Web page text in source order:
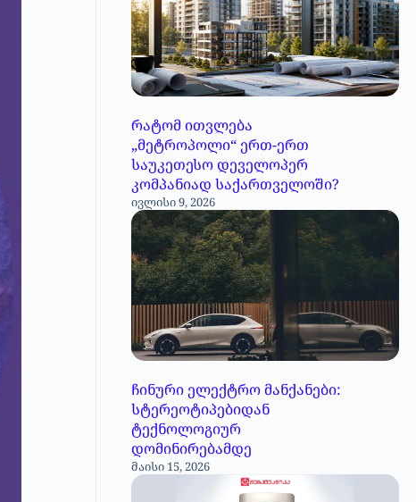
რატომ ითვლება
„მეტროპოლი“ ერთ-ერთ
საუკეთესო დეველოპერ
კომპანიად საქართველოში?
ივლისი 9, 2026
ჩინური ელექტრო მანქანები:
სტერეოტიპებიდან
ტექნოლოგიურ
დომინირებამდე
მაისი 15, 2026